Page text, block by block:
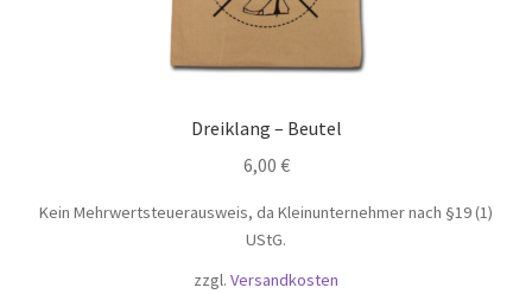
Dreiklang – Beutel
6,00 €
Kein Mehrwertsteuerausweis, da Kleinunternehmer nach §19 (1)
UStG.
zzgl. Versandkosten